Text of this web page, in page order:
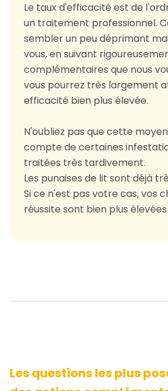
Le taux d'efficacité est de
un traitement professionnel.
sembler un peu déprimant
vous, en suivant
complémentaires que nous
vous pourrez très largement
efficacité bien plus élevée.
N'oubliez pas que cette
compte de certaines
traitées très tardivement.
Les punaises de lit sont déjà
Si ce n'est pas votre cas, vos
réussite sont bien plus
Les questions les plus